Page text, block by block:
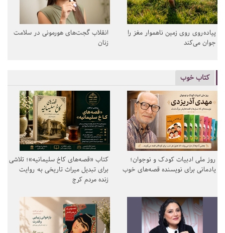
پیاده‌روی روی زمین ناهموار مغز را
جوان می‌کند
انقلاب گجت‌های هورمونی در سلامت
زنان
کتاب خوب
روز ملی ادبیات کودک و نوجوان؛
یادمانی برای نویسنده قصه‌های خوب
کتاب «قصه‌های کاخ سلیمانیه»؛ تلاشی
برای تبدیل میراث تاریخی به روایت
زنده مردم کرج